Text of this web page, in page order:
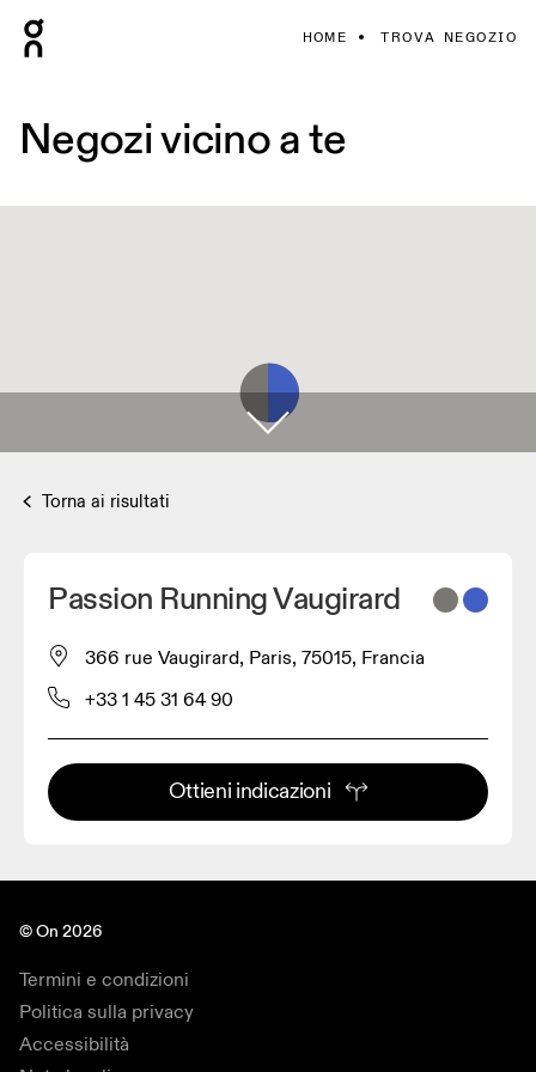
HOME TROVA NEGOZIO
Negozi vicino a te
Torna ai risultati
Passion Running Vaugirard
366 rue Vaugirard, Paris, 75015, Francia
+33 1 45 31 64 90
Ottieni indicazioni
© On 2026
Termini e condizioni
Politica sulla privacy
Accessibilità